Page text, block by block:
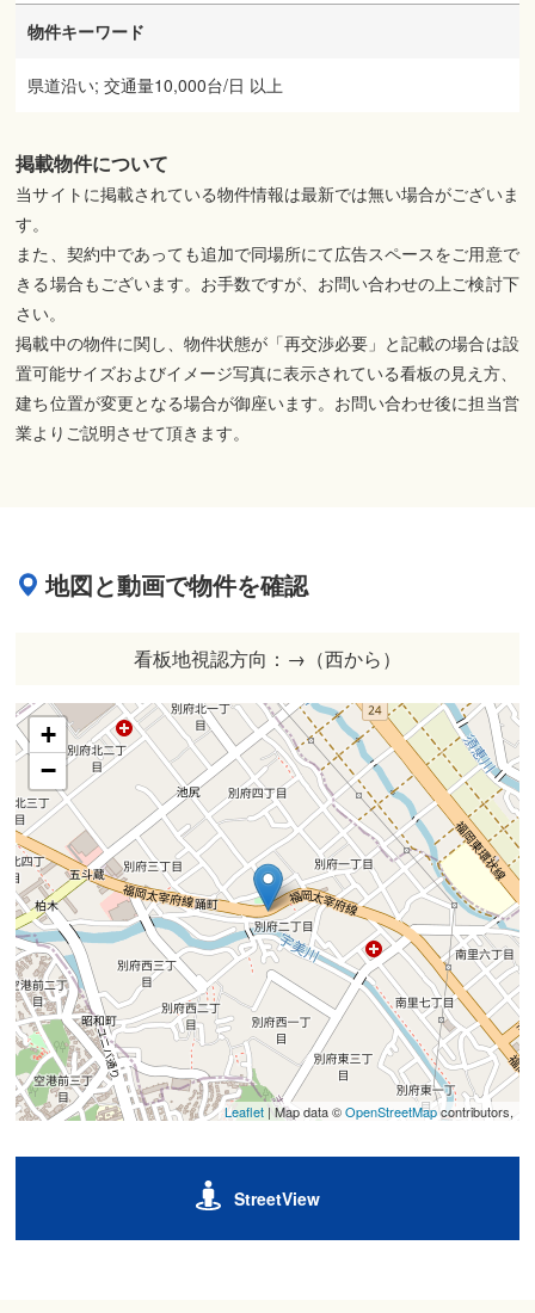
物件キーワード
県道沿い; 交通量10,000台/日 以上
掲載物件について
当サイトに掲載されている物件情報は最新では無い場合がございま
す。
また、契約中であっても追加で同場所にて広告スペースをご用意で
きる場合もございます。お手数ですが、お問い合わせの上ご検討下
さい。
掲載中の物件に関し、物件状態が「再交渉必要」と記載の場合は設
置可能サイズおよびイメージ写真に表示されている看板の見え方、
建ち位置が変更となる場合が御座います。お問い合わせ後に担当営
業よりご説明させて頂きます。
地図と動画で物件を確認
看板地視認方向：→（西から）
+
−
Leaflet| Map data ©OpenStreetMapcontributors,
StreetView